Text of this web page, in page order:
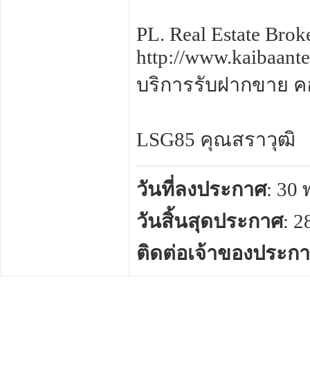
PL. Real Estate
http://
บริการรับฝากขาย
LSG85 คุณสราวุฒิ
วันที่ลงประกาศ: 30
วันสิ้นสุดประกาศ:
ติดต่อเจ้าของประก